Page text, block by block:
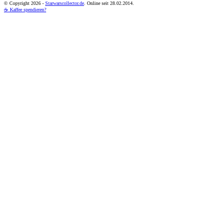
© Copyright 2026 - Starwarscollector.de . Online seit 28.02.2014.
☕ Kaffee spendieren?